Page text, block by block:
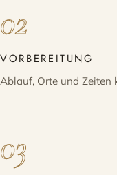
02
VORBEREITUNG
Ablauf, Orte und Zeiten
03